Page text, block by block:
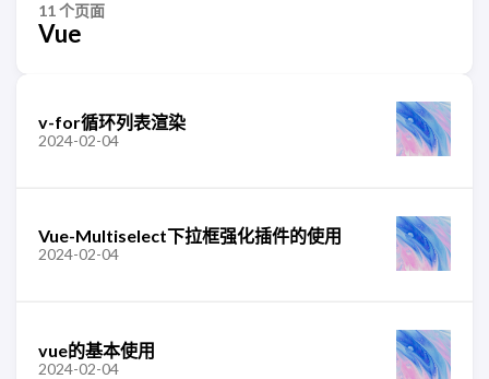
11 个页面
Vue
v-for循环列表渲染
2024-02-04
Vue-Multiselect下拉框强化插件的使用
2024-02-04
vue的基本使用
2024-02-04